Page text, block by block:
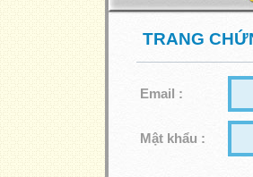
TRANG
Email :
Mật khẩu :